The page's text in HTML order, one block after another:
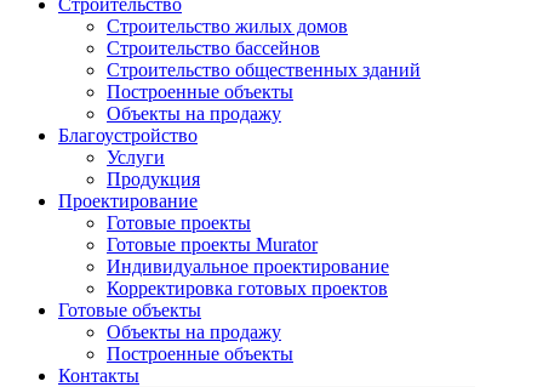
Строительство
Строительство жилых домов
Строительство бассейнов
Строительство общественных зданий
Построенные объекты
Объекты на продажу
Благоустройство
Услуги
Продукция
Проектирование
Готовые проекты
Готовые проекты Murator
Индивидуальное проектирование
Корректировка готовых проектов
Готовые объекты
Объекты на продажу
Построенные объекты
Контакты